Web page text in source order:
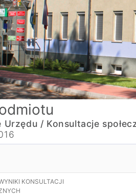
Urzędu / Konsultacje
KONSULTACJI